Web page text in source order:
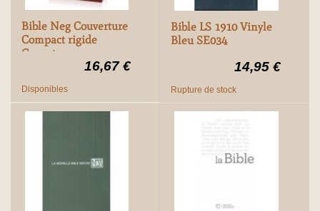
Bible Neg Couverture
Compact rigide
Grenat
16,67 €
Disponibles
Bible LS 1910 Vinyle
Bleu SE034
14,95 €
Rupture de stock